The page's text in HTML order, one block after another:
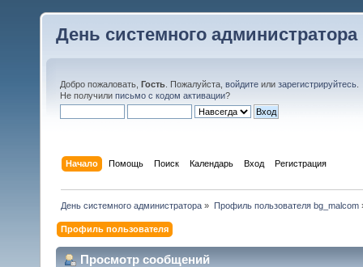
День системного администратора
Добро пожаловать, Гость . Пожалуйста, войдите или зарегистрируйтесь
Не получили письмо с кодом активации?
Начало Помощь Поиск Календарь Вход Регистрация
День системного администратора » Профиль пользователя bg_malcom
Профиль пользователя
Просмотр сообщений